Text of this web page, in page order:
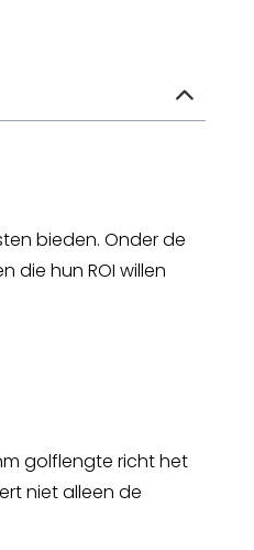
bieden. Onder de
die hun ROI willen
golflengte richt het
niet alleen de